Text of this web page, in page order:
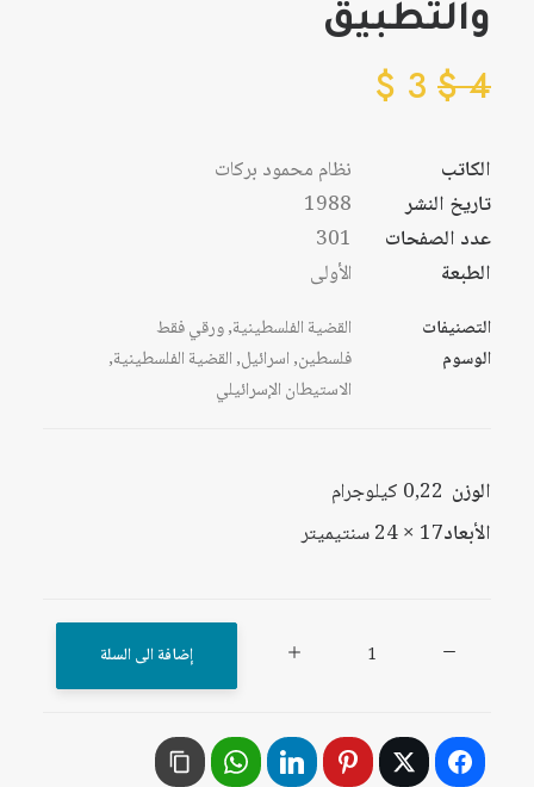
والتطبيق
4
$
3
$
الكاتب
نظام محمود بركات
تاريخ النشر
1988
عدد الصفحات
301
الطبعة
الأولى
التصنيفات القضية الفلسطينية,ورقي فقط
الوسوم
فلسطين,اسرائيل,القضية الفلسطينية,
الاستيطان الإسرائيلي
الوزن 0,22 كيلوجرام
الأبعاد17 × 24 سنتيميتر
في
فلسطين
إضافة الى السلة